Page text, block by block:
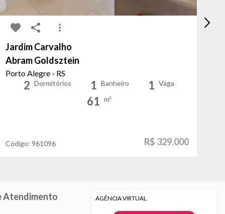
Jardim Carvalho
Abram Goldsztein
Porto Alegre - RS
2 Dormitórios 1 Banheiro 1 Vaga
61 m²
Código: 961096 R$ 329.000
Atendimento AGÊNCIA VIRTUAL